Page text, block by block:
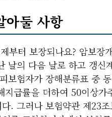
아둘 사항
부터 보장되나요? 암보장
날의 다음 날로 하고 갱신
보험자가 장해분류표 중
지급률을 더하여 50이상
다. 그러나 보험약관 제23